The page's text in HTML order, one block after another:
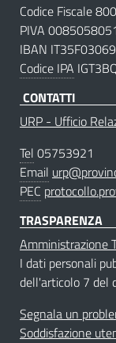
Codice Fiscale
PIVA
IBAN
Codice IPA
CONTATTI
URP - Ufficio
Tel 05753921
Email
PEC
TRASPARENZA
Amministrazione
I dati personali
dell'articolo 7 del
Segnala un
Soddisfazione